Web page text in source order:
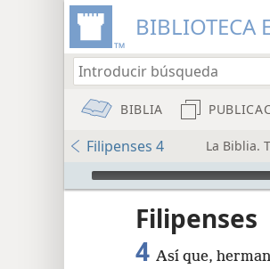
BIBLIA
Filipenses 4 La Biblia.
Audio Player
Filipenses
4 Así que,